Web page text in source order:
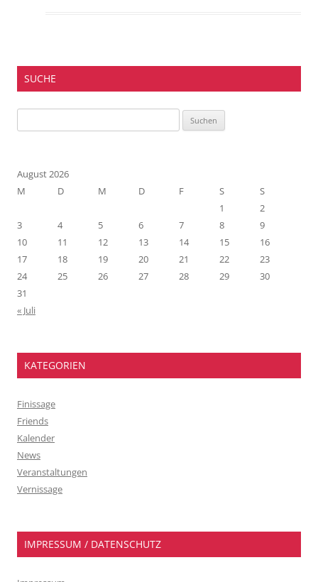
SUCHE
nach:
August 2026
M
D M D F S
S
1
2
3
4 5 6 7 8
9
10
11 12 13 14 15
16
17
18 19 20 21 22
23
24
25 26 27 28 29
30
31
« Juli
KATEGORIEN
Finissage
Friends
Kalender
News
Veranstaltungen
Vernissage
IMPRESSUM / DATENSCHUTZ